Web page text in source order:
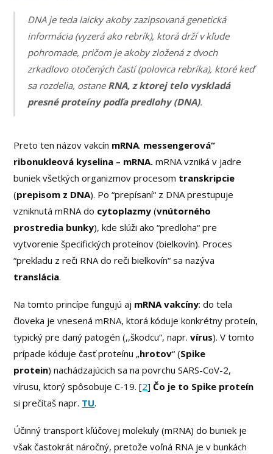
DNA je teda laicky akoby zazipsovaná genetická
informácia (vyzerá ako rebrík), ktorá drží v kľude
pohromade, pričom je akoby zložená z dvoch
zrkadlovo otočených častí (polovica rebríka), ktoré keď
sa rozdelia, ostane RNA, z ktorej telo vyskladá
presné proteíny podľa predlohy (DNA).
Preto ten názov vakcín mRNA. messengerová“
ribonukleová kyselina – mRNA. mRNA vzniká v jadre
buniek všetkých organizmov procesom transkripcie
(prepisom z DNA). Po “prepísaní“ z DNA prestupuje
vzniknutá mRNA do cytoplazmy (vnútorného
prostredia bunky), kde slúži ako “predloha“ pre
vytvorenie špecifických proteínov (bielkovín). Proces
“prekladu z reči RNA do reči bielkovín“ sa nazýva
translácia.
Na tomto princípe fungujú aj mRNA vakcíny: do tela
človeka je vnesená mRNA, ktorá kóduje konkrétny proteín,
typický pre daný patogén (,,škodcu“, napr.vírus). V tomto
prípade kóduje časť proteínu „hrotov“ (Spike
protein) nachádzajúcich sa na povrchu SARS-CoV-2,
vírusu, ktorý spôsobuje C-19. [2]Čo je to Spike proteín
si prečítaš napr. TU.
Účinný transport kľúčovej molekuly (mRNA) do buniek je
však častokrát náročný, pretože voľná RNA je v bunkách